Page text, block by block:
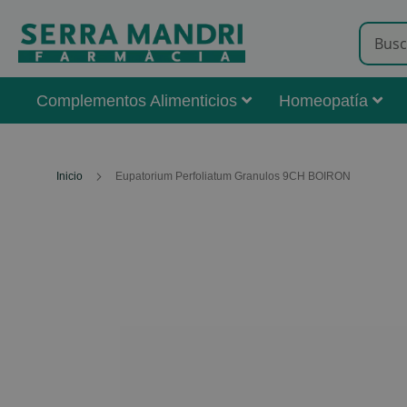
Complementos Alimenticios Homeopatía
Inicio Eupatorium Perfoliatum Granulos 9CH BOIRON